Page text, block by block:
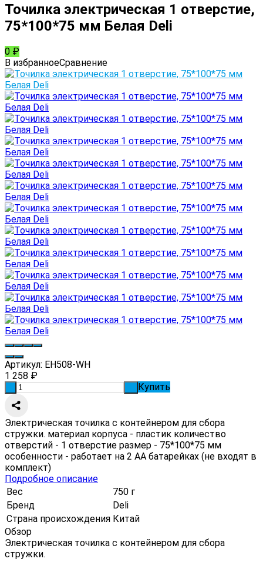
Точилка электрическая 1 отверстие,
75*100*75 мм Белая Deli
0 ₽
В избранноеСравнение
Артикул: EH508-WH
1 258 ₽
Купить
Электрическая точилка с контейнером для сбора
стружки. материал корпуса - пластик количество
отверстий - 1 отверстие размер - 75*100*75 мм
особенности - работает на 2 АА батарейках (не входят в
комплект)
Подробное описание
Вес
750 г
Бренд
Deli
Страна происхождения Китай
Обзор
Электрическая точилка с контейнером для сбора
стружки.